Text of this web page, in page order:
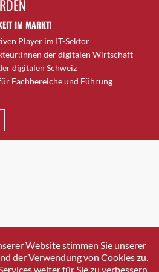
IM MARKT!
Player im IT-Sektor
der digitalen Wirtschaft
digitalen Schweiz
Fachbereiche und Führung
Website stimmen Sie unserer
der Verwendung von Cookies zu.
weiter für Sie zu verbessern.